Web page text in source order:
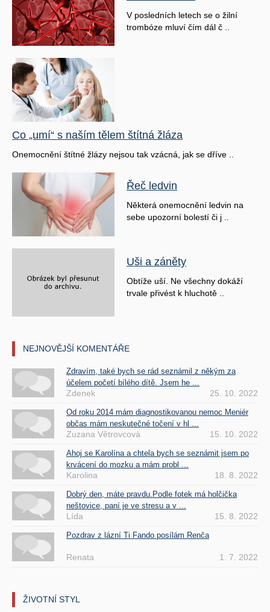
V posledních letech se o žilní
trombóze mluví čím dál č ..
Co „umí“ s naším tělem štítná žláza
Onemocnění štítné žlázy nejsou tak vzácná, jak se dříve ..
Řeč ledvin
Některá onemocnění ledvin na
sebe upozorní bolestí či j ..
Uši a záněty
Obtíže uší. Ne všechny dokáží
trvale přivést k hluchotě ..
NEJNOVĚJŠÍ KOMENTÁŘE
Zdravím, také bych se rád seznámil z někým za
účelem početí bílého dítě. Jsem he ...
Zdenek 25. 10. 2022
Od roku 2014 mám diagnostikovanou nemoc Meniér
občas mám neskutečné točení v hl ...
Zuzana Větrovcová 15. 10. 2022
Ahoj se Karolína a chtela bych se seznámit jsem po
krvácení do mozku a mám probl ...
Karolina 18. 8. 2022
Dobrý den, máte pravdu.Podle fotek má holčička
neštovice, paní je ve stresu a v ...
Lída 15. 8. 2022
Pozdrav z lázní Ti Fando posílám Renča
Renata 1. 7. 2022
ŽIVOTNÍ STYL